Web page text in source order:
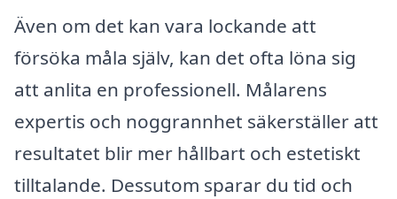
Även om det kan vara lockande att
försöka måla själv, kan det ofta löna sig
att anlita en professionell. Målarens
expertis och noggrannhet säkerställer att
resultatet blir mer hållbart och estetiskt
tilltalande. Dessutom sparar du tid och